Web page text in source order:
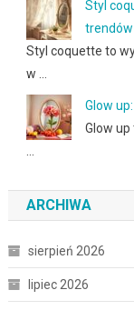
Styl
trendów
Styl coquette to
w …
Glow
Glow
…
ARCHIWA
sierpień 2026
lipiec 2026